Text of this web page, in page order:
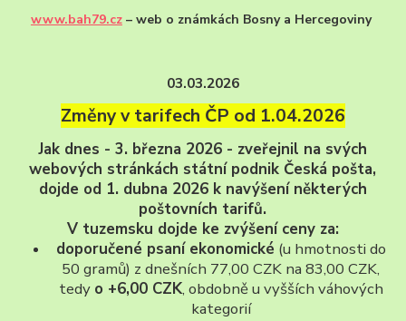
www.bah79.cz– web o známkách Bosny a Hercegoviny
03.03.2026
Změny v tarifech ČP od 1.04.2026
Jak dnes - 3. března 2026 - zveřejnil na svých
webových stránkách státní podnik Česká pošta,
dojde od 1. dubna 2026 k navýšení některých
poštovních tarifů.
V tuzemsku dojde ke zvýšení cenyza:
doporučené psaní ekonomické (u hmotnosti do
50 gramů) z dnešních 77,00 CZK na 83,00 CZK,
tedy o +6,00 CZK, obdobně u vyšších váhových
kategorií